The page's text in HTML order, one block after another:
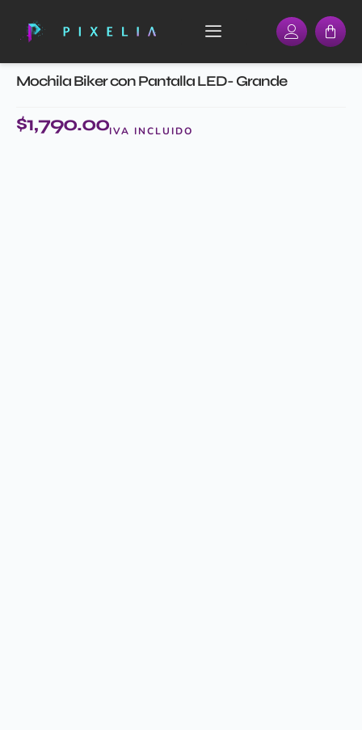
Mochila Biker con Pantalla LED- Grande
$1,790.00IVA INCLUIDO